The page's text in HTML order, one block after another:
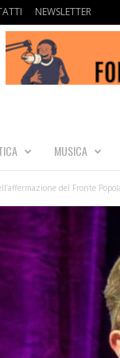
NEWSLETTER
MUSICA
del Fronte